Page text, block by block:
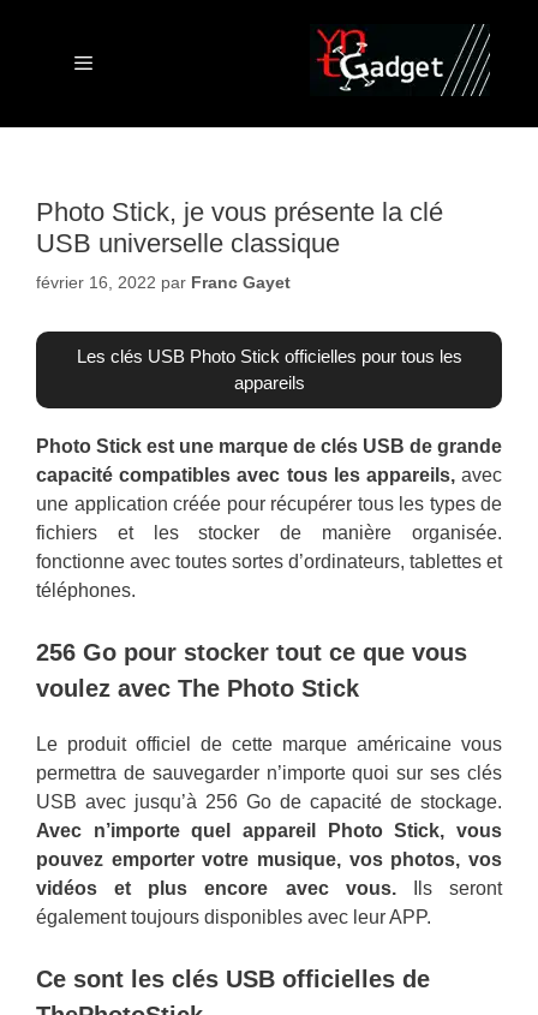
Menu
Photo Stick, je vous présente la clé
USB universelle classique
février 16, 2022 par Franc Gayet
Les clés USB Photo Stick officielles pour tous les
appareils
Photo Stick est une marque de clés USB de grande
capacité compatibles avec tous les appareils,avec
une application créée pour récupérer tous les types de
fichiers et les stocker de manière organisée.
fonctionne avec toutes sortes d’ordinateurs, tablettes et
téléphones.
256 Go pour stocker tout ce que vous
voulez avec The Photo Stick
Le produit officiel de cette marque américaine vous
permettra de sauvegarder n’importe quoi sur ses clés
USB avec jusqu’à 256 Go de capacité de stockage.
Avec n’importe quel appareil Photo Stick, vous
pouvez emporter votre musique, vos photos, vos
vidéos et plus encore avec vous.Ils seront
également toujours disponibles avec leur APP.
Ce sont les clés USB officielles de